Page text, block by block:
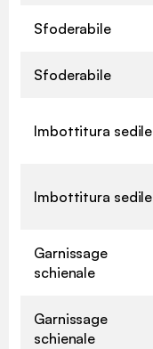
Sfoderabile
Sfoderabile
Imbottitura sedile
Imbottitura sedile
Garnissage
schienale
Garnissage
schienale